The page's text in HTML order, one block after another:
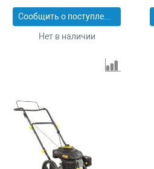
Сообщить о поступлении
Нет в наличии